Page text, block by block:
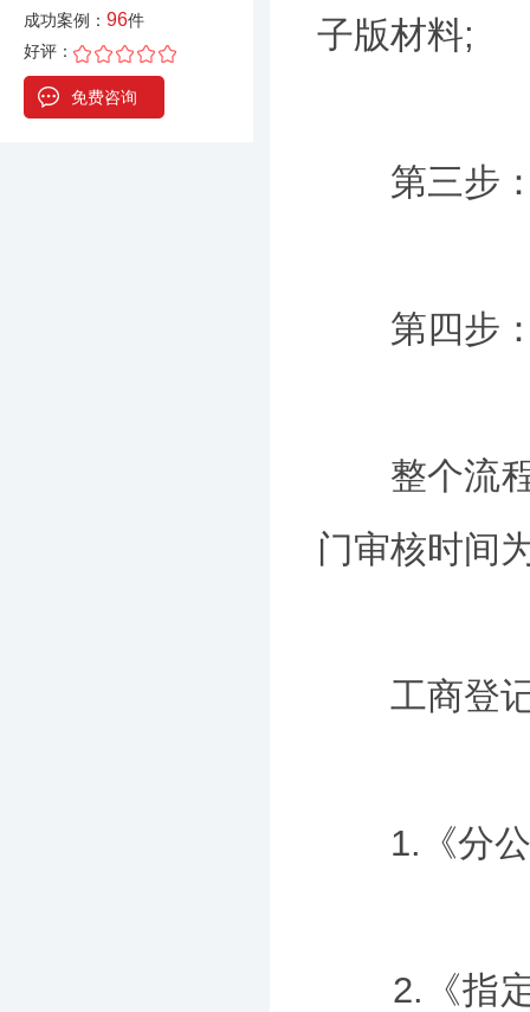
成功案例： 96件
好评：
免费咨询
子版材料;
第三步：
第四步：
整个流程
门审核时间
工商登记
1.《分公
2.《指定